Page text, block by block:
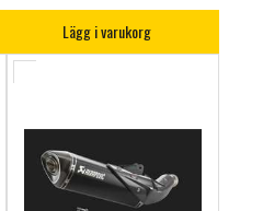
Lägg i varukorg